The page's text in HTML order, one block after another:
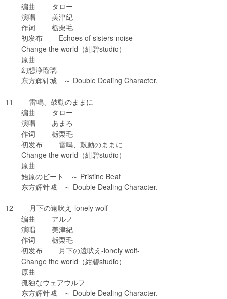
编曲 タロー
演唱 美津紀
作词 栃栗毛
初发布 Echoes of sisters noise
Change the world（紺碧studio）
原曲
幻想浄瑠璃
东方辉针城 ～ Double Dealing Character.
11 雷鳴、鼓動のままに -
编曲 タロー
演唱 あまろ
作词 栃栗毛
初发布 雷鳴、鼓動のままに
Change the world（紺碧studio）
原曲
始原のビート ～ Pristine Beat
东方辉针城 ～ Double Dealing Character.
12 月下の遠吠え-lonely wolf- -
编曲 アルノ
演唱 美津紀
作词 栃栗毛
初发布 月下の遠吠え-lonely wolf-
Change the world（紺碧studio）
原曲
孤独なウェアウルフ
东方辉针城 ～ Double Dealing Character.